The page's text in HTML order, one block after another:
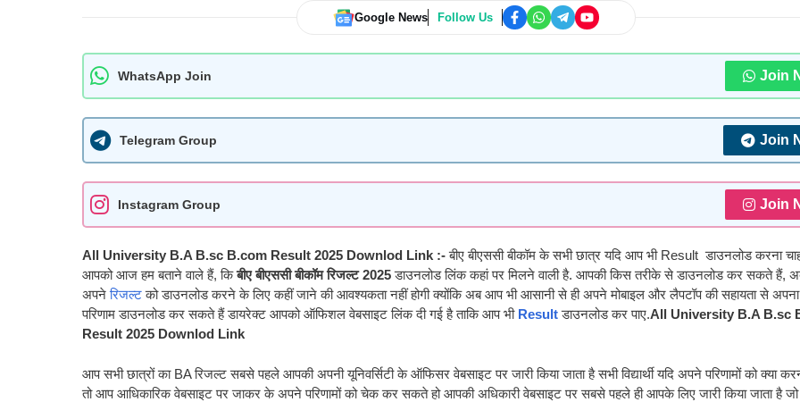
Google News Follow Us
WhatsApp Join Join
Telegram Group Join
Instagram Group Join
All University B.A B.sc B.com Result 2025 Downlod Link :-बीए बीएससी बीकॉम के सभी छात्र यदि आप भी Result डाउनलोड करना
आपको आज हम बताने वाले हैं, किबीए बीएससी बीकॉम रिजल्ट 2025डाउनलोड लिंक कहां पर मिलने वाली है. आपकी किस तरीके से डाउनलोड कर सकते हैं,
अपनेरिजल्टको डाउनलोड करने के लिए कहीं जाने की आवश्यकता नहीं होगी क्योंकि अब आप भी आसानी से ही अपने मोबाइल और लैपटॉप की सहायता से अपना
परिणाम डाउनलोड कर सकते हैं डायरेक्ट आपको ऑफिशल वेबसाइट लिंक दी गई है ताकि आप भी Resultडाउनलोड कर पाए.All University B.A B.sc
Result 2025 Downlod Link
आप सभी छात्रों का BA रिजल्ट सबसे पहले आपकी अपनी यूनिवर्सिटी के ऑफिसर वेबसाइट पर जारी किया जाता है सभी विद्यार्थी यदि अपने परिणामों को क्या
तो आप आधिकारिक वेबसाइट पर जाकर के अपने परिणामों को चेक कर सकते हो आपकी अधिकारी वेबसाइट पर सबसे पहले ही आपके लिए जारी किया जाता है